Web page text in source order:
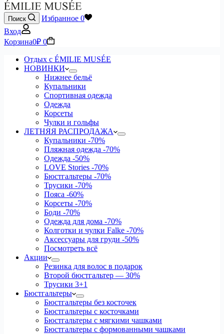
Поиск Избранное 0
Вход
Корзина0₽ 0
Отдых с ÉMILIE MUSÉE
НОВИНКИ
Нижнее бельё
Купальники
Спортивная одежда
Одежда
Корсеты
Чулки и гольфы
ЛЕТНЯЯ РАСПРОДАЖА
Купальники -70%
Пляжная одежда -70%
Одежда -50%
LOVE Stories -70%
Бюстгальтеры -70%
Трусики -70%
Пояса -60%
Корсеты -70%
Боди -70%
Одежда для дома -70%
Колготки и чулки Falke -70%
Аксессуары для груди -50%
Посмотреть всё
Акции
Резинка для волос в подарок
Второй бюстгальтер — 30%
Трусики 3+1
Бюстгальтеры
Бюстгальтеры без косточек
Бюстгальтеры с косточками
Бюстгальтеры с мягкими чашками
Бюстгальтеры с формованными чашками